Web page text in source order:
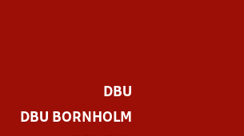
DBU
DBU BORNHOLM